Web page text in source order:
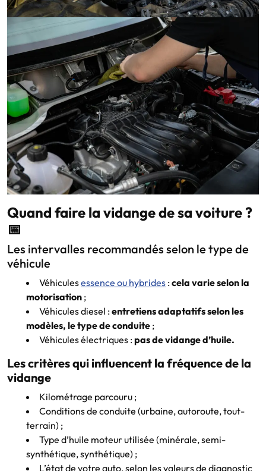
Quand faire la vidange de sa voiture ?
📅
Les intervalles recommandés selon le type de
véhicule
Véhiculesessence ou hybrides :cela varie selon la
motorisation ;
Véhicules diesel :entretiens adaptatifs selon les
modèles, le type de conduite ;
Véhicules électriques :pas de vidange d’huile.
Les critères qui influencent la fréquence de la
vidange
Kilométrage parcouru ;
Conditions de conduite (urbaine, autoroute, tout-
terrain) ;
Type d’huile moteur utilisée (minérale, semi-
synthétique, synthétique) ;
L’état de votre auto, selon les valeurs de diagnostic